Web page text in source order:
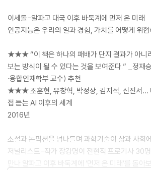
이세돌-알파고 대국 이후 바둑계에 먼저 온 미래
인공지능은 우리의 일과 경험, 가치를 어떻게 위
★★★ “이 책은 하나의 패배가 단지 결과가 아니
보는 방식이 될 수 있다는 것을 보여준다.” _정재
·융합인재학부 교수) 추천
★★★ 조훈현, 유창혁, 박정상, 김지석, 신진서…
접 듣는 AI 이후의 세계
2016년
소설과 논픽션을 넘나들며 과학기술이 삶과 사회
저널리스트-작가 장강명이 전현직 프로기사 30
만나 알파고 이후 바둑계에 ‘먼저 온 미래’를 돌아